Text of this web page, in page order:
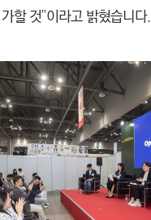
할 것”이라고 밝혔습니다.